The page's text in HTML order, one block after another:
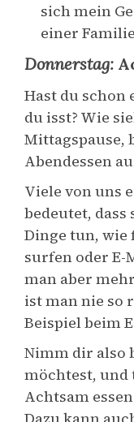
sich mein
einer
Donnerstag:
Hast du schon
du isst? Wie
Mittagspause,
Abendessen
Viele von uns
bedeutet, dass
Dinge tun,
surfen oder E-
man aber
ist man nie so
Beispiel beim
Nimm dir also
möchtest, und
Achtsam